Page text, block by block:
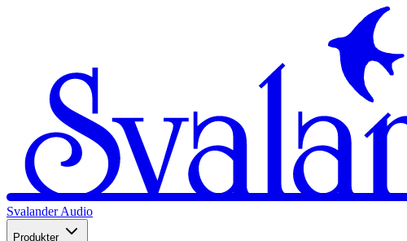
Svalander Audio
Produkter